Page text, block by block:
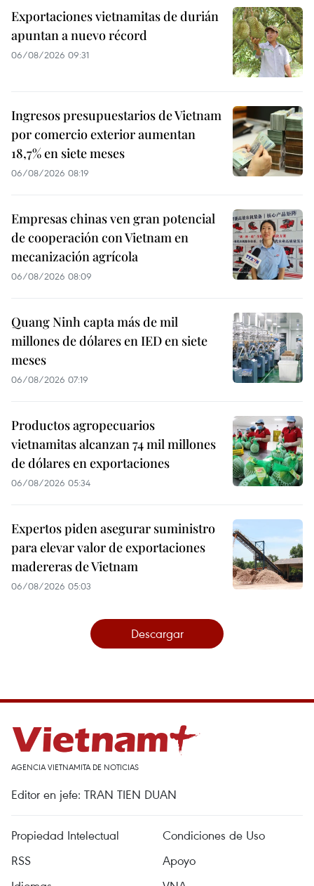
Exportaciones vietnamitas de durián
apuntan a nuevo récord
06/08/2026 09:31
Ingresos presupuestarios de Vietnam
por comercio exterior aumentan
18,7% en siete meses
06/08/2026 08:19
Empresas chinas ven gran potencial
de cooperación con Vietnam en
mecanización agrícola
06/08/2026 08:09
Quang Ninh capta más de mil
millones de dólares en IED en siete
meses
06/08/2026 07:19
Productos agropecuarios
vietnamitas alcanzan 74 mil millones
de dólares en exportaciones
06/08/2026 05:34
Expertos piden asegurar suministro
para elevar valor de exportaciones
madereras de Vietnam
06/08/2026 05:03
Descargar
AGENCIA VIETNAMITA DE NOTICIAS
Editor en jefe: TRAN TIEN DUAN
Propiedad Intelectual
Condiciones de Uso
RSS
Apoyo